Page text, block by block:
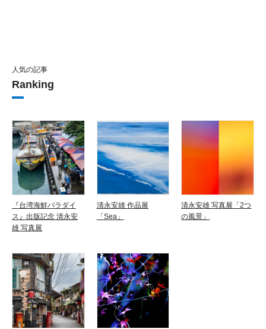
人気の記事
Ranking
『台湾海鮮パラダイ
ス』出版記念 清永安
雄 写真展
清永安雄 作品展
「Sea」
清永安雄 写真展「2つ
の風景」